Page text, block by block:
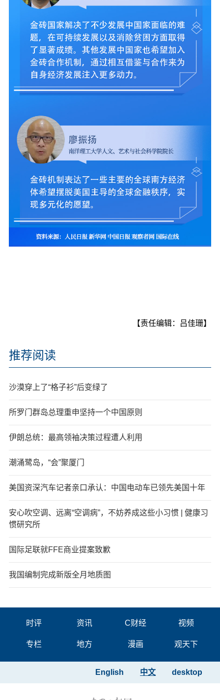
【责任编辑：吕佳珊】
推荐阅读
沙漠穿上了“格子衫”后变绿了
所罗门群岛总理重申坚持一个中国原则
伊朗总统：最高领袖决策过程遭人利用
潮涌鹭岛，“会”聚厦门
美国资深汽车记者亲口承认：中国电动车已领先美国十年
安心吹空调、远离“空调病”，不妨养成这些小习惯 | 健康习
惯研究所
国际足联就FFE商业提案致歉
我国编制完成新版全月地质图
时评 资讯 C财经 视频
专栏 地方 漫画 观天下
desktop
中文
English